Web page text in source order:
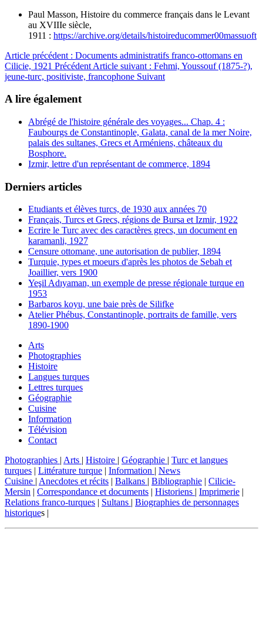
Paul Masson, Histoire du commerce français dans le Levant
au XVIIIe siècle,
1911 : https://archive.org/details/histoireducommer00massuoft
Article précédent : Documents administratifs franco-ottomans en
Cilicie, 1921 Précédent Article suivant : Fehmi, Youssouf (1875-?),
jeune-turc, positiviste, francophone Suivant
A lire également
Abrégé de l'histoire générale des voyages... Chap. 4 :
Faubourgs de Constantinople, Galata, canal de la mer Noire,
palais des sultanes, Grecs et Arméniens, châteaux du
Bosphore.
Izmir, lettre d'un représentant de commerce, 1894
Derniers articles
Etudiants et élèves turcs, de 1930 aux années 70
Français, Turcs et Grecs, régions de Bursa et Izmir, 1922
Ecrire le Turc avec des caractères grecs, un document en
karamanli, 1927
Censure ottomane, une autorisation de publier, 1894
Turquie, types et moeurs d'après les photos de Sebah et
Joaillier, vers 1900
Yeşil Adıyaman, un exemple de presse régionale turque en
1953
Barbaros koyu, une baie près de Silifke
Atelier Phébus, Constantinople, portraits de famille, vers
1890-1900
Arts
Photographies
Histoire
Langues turques
Lettres turques
Géographie
Cuisine
Information
Télévision
Contact
Photographies | Arts | Histoire | Géographie | Turc et langues
turques | Littérature turque | Information | News
Cuisine | Anecdotes et récits | Balkans | Bibliographie | Cilicie-
Mersin | Correspondance et documents | Historiens | Imprimerie |
Relations franco-turques | Sultans | Biographies de personnages
historiques |